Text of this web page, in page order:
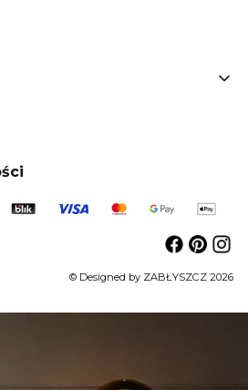
© Designed by ZABŁYSZCZ 2026